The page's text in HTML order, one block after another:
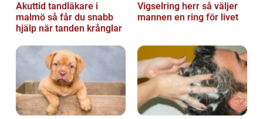
Akuttid tandläkare i
malmö så får du snabb
hjälp när tanden krånglar
Vigselring herr så väljer
mannen en ring för livet